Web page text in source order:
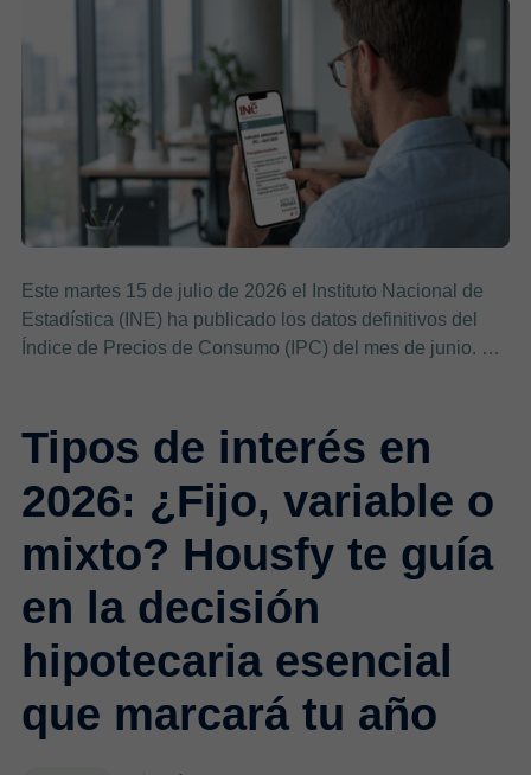
Este martes 15 de julio de 2026 el Instituto Nacional de
Estadística (INE) ha publicado los datos definitivos del
Índice de Precios de Consumo (IPC) del mes de junio. …
Tipos de interés en
2026: ¿Fijo, variable o
mixto? Housfy te guía
en la decisión
hipotecaria esencial
que marcará tu año